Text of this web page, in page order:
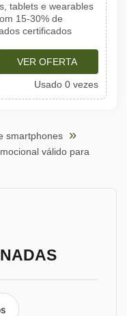
tablets e wearables
15-30% de
certificados
VER OFERTA
Usado 0 vezes
smartphones
válido para